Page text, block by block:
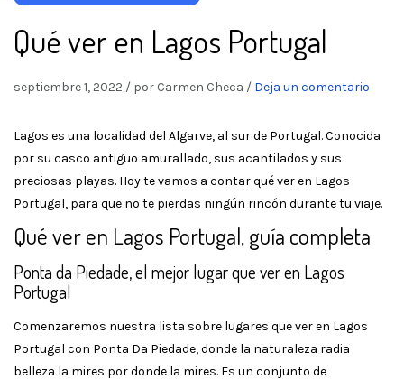
Qué ver en Lagos Portugal
septiembre 1, 2022 / por Carmen Checa / Deja un comentario
Lagos es una localidad del Algarve, al sur de Portugal. Conocida
por su casco antiguo amurallado, sus acantilados y sus
preciosas playas. Hoy te vamos a contar qué ver en Lagos
Portugal, para que no te pierdas ningún rincón durante tu viaje.
Qué ver en Lagos Portugal, guía completa
Ponta da Piedade, el mejor lugar que ver en Lagos
Portugal
Comenzaremos nuestra lista sobre lugares que ver en Lagos
Portugal con Ponta Da Piedade, donde la naturaleza radia
belleza la mires por donde la mires. Es un conjunto de